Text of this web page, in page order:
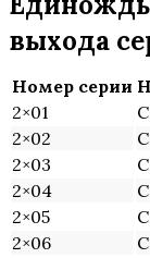
выхода
Номер серии
2×01
2×02
2×03
2×04
2×05
2×06